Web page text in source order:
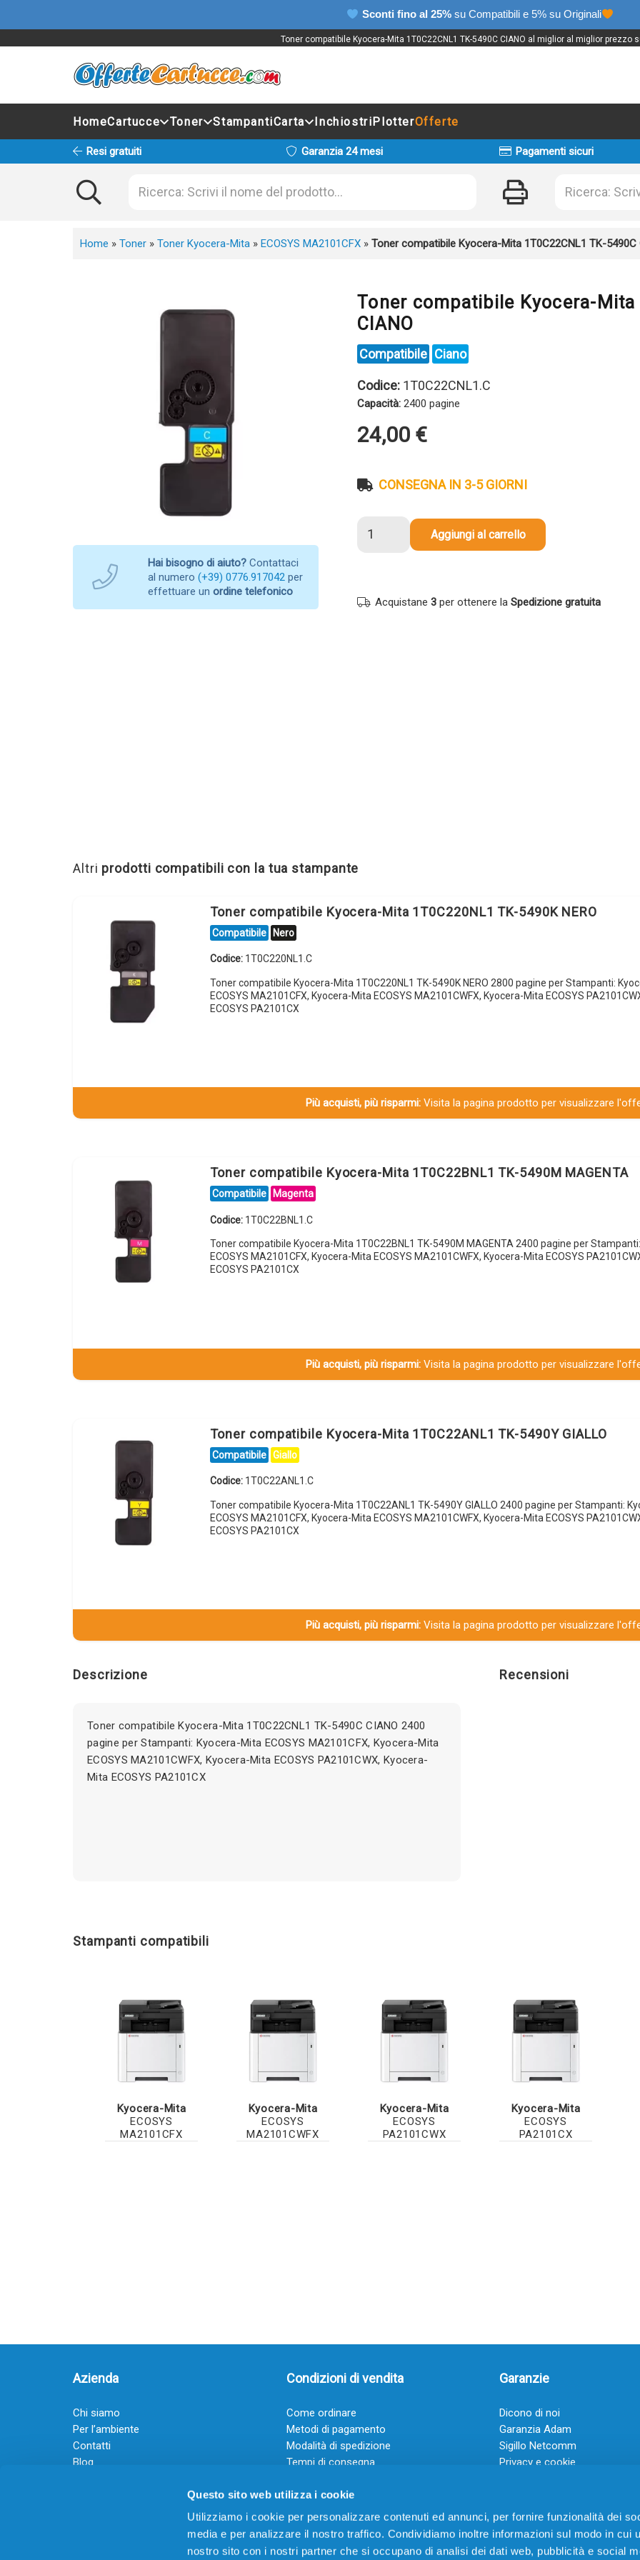
Questo sito web utilizza i cookie
Utilizziamo i cookie per personalizzare contenuti ed annunci, per fornire funzionalità dei
media e per analizzare il nostro traffico. Condividiamo inoltre informazioni sul modo in cui
nostro sito con i nostri partner che si occupano di analisi dei dati web, pubblicità e social
Sconti fino al 25% su Compatibili e 5% su Originali
Toner compatibile Kyocera-Mita 1T0C22CNL1 TK-5490C CIANO al miglior al miglior prezzo
HomeCartucce Toner StampantiCarta InchiostriPlotterOfferte
Resi gratuiti Garanzia 24 mesi Pagamenti sicuri
Home » Toner » Toner Kyocera-Mita » ECOSYS MA2101CFX » Toner compatibile Kyocera-Mita 1T0C22CNL1 TK-5490C
Hai bisogno di aiuto? Contattaci
al numero (+39) 0776.917042 per
effettuare un ordine telefonico
Toner compatibile Kyocera-Mita
CIANO
Compatibile Ciano
Codice: 1T0C22CNL1.C
Capacità: 2400 pagine
24,00 €
CONSEGNA IN 3-5 GIORNI
compatibile
TK-
Aggiungi al carrello
Acquistane 3 per ottenere la Spedizione gratuita
Altri prodotti compatibili con la tua stampante
Toner compatibile Kyocera-Mita 1T0C220NL1 TK-5490K NERO
Compatibile Nero
Codice: 1T0C220NL1.C
Toner compatibile Kyocera-Mita 1T0C220NL1 TK-5490K NERO 2800 pagine per Stampanti:
ECOSYS MA2101CFX, Kyocera-Mita ECOSYS MA2101CWFX, Kyocera-Mita ECOSYS
ECOSYS PA2101CX
Più acquisti, più risparmi:Visita la pagina prodotto per visualizzare
Toner compatibile Kyocera-Mita 1T0C22BNL1 TK-5490M MAGENTA
Compatibile Magenta
Codice: 1T0C22BNL1.C
Toner compatibile Kyocera-Mita 1T0C22BNL1 TK-5490M MAGENTA 2400 pagine per
ECOSYS MA2101CFX, Kyocera-Mita ECOSYS MA2101CWFX, Kyocera-Mita ECOSYS
ECOSYS PA2101CX
Più acquisti, più risparmi:Visita la pagina prodotto per visualizzare
Toner compatibile Kyocera-Mita 1T0C22ANL1 TK-5490Y GIALLO
Compatibile Giallo
Codice: 1T0C22ANL1.C
Toner compatibile Kyocera-Mita 1T0C22ANL1 TK-5490Y GIALLO 2400 pagine per Stampanti:
ECOSYS MA2101CFX, Kyocera-Mita ECOSYS MA2101CWFX, Kyocera-Mita ECOSYS
ECOSYS PA2101CX
Più acquisti, più risparmi:Visita la pagina prodotto per visualizzare
Descrizione
Toner compatibile Kyocera-Mita 1T0C22CNL1 TK-5490C CIANO 2400
pagine per Stampanti: Kyocera-Mita ECOSYS MA2101CFX, Kyocera-Mita
ECOSYS MA2101CWFX, Kyocera-Mita ECOSYS PA2101CWX, Kyocera-
Mita ECOSYS PA2101CX
Recensioni
Stampanti compatibili
Kyocera-Mita
ECOSYS
MA2101CFX
Kyocera-Mita
ECOSYS
MA2101CWFX
Kyocera-Mita
ECOSYS
PA2101CWX
Kyocera-Mita
ECOSYS
PA2101CX
Azienda
Chi siamo
Per l’ambiente
Contatti
Blog
Guadagna con il Dropship
Condizioni di vendita
Come ordinare
Metodi di pagamento
Modalità di spedizione
Tempi di consegna
Garanzie
Dicono di noi
Garanzia Adam
Sigillo Netcomm
Privacy e cookie